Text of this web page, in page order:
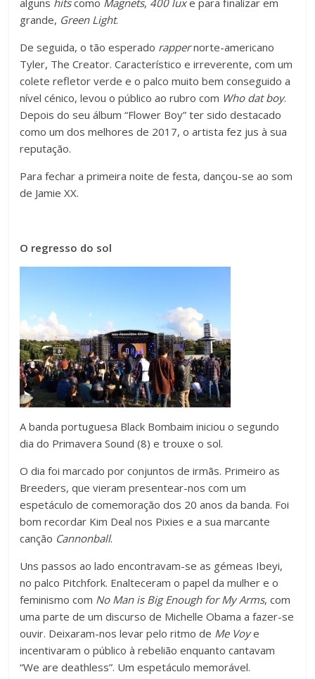
alguns hitscomo Magnets, 400 luxe para finalizar em
grande, Green Light.
De seguida, o tão esperado rappernorte-americano
Tyler, The Creator. Característico e irreverente, com um
colete refletor verde e o palco muito bem conseguido a
nível cénico, levou o público ao rubro com Who dat boy.
Depois do seu álbum “Flower Boy” ter sido destacado
como um dos melhores de 2017, o artista fez jus à sua
reputação.
Para fechar a primeira noite de festa, dançou-se ao som
de Jamie XX.
O regresso do sol
A banda portuguesa Black Bombaim iniciou o segundo
dia do Primavera Sound (8) e trouxe o sol.
O dia foi marcado por conjuntos de irmãs. Primeiro as
Breeders, que vieram presentear-nos com um
espetáculo de comemoração dos 20 anos da banda. Foi
bom recordar Kim Deal nos Pixies e a sua marcante
canção Cannonball.
Uns passos ao lado encontravam-se as gémeas Ibeyi,
no palco Pitchfork. Enalteceram o papel da mulher e o
feminismo com No Man is Big Enough for My Arms, com
uma parte de um discurso de Michelle Obama a fazer-se
ouvir. Deixaram-nos levar pelo ritmo de Me Voye
incentivaram o público à rebelião enquanto cantavam
“We are deathless”. Um espetáculo memorável.